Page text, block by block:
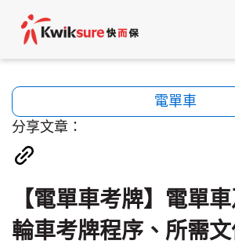
電單車
分享文章：
【電單車考牌】電單
輪車考牌程序、所需